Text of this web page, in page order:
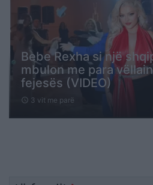
Bebe Rexha si një
mbulon me para
fejesës (VIDEO)
schedule 3 vit me parë